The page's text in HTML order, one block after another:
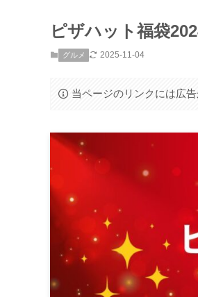
ピザハット福袋
グルメ 2025-11-04
当ページのリンクには広告